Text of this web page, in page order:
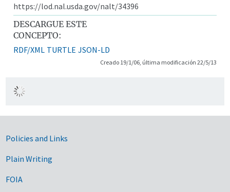
https://lod.nal.usda.gov/nalt/34396
DESCARGUE ESTE
CONCEPTO:
RDF/XML TURTLE JSON-LD
Creado 19/1/06, última modificación 22/5/13
Government Links
Policies and Links
Plain Writing
FOIA